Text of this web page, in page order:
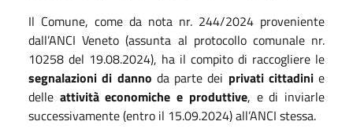
Il Comune, come da nota nr. 244/2024 proveniente
dall’ANCI Veneto (assunta al protocollo comunale nr.
10258 del 19.08.2024), ha il compito di raccogliere le
segnalazioni di danno da parte dei privati cittadinie
delle attività economiche e produttive, e di inviarle
successivamente (entro il 15.09.2024) all’ANCI stessa.